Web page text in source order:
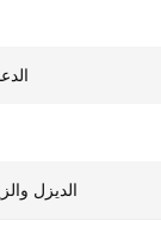
الديزل